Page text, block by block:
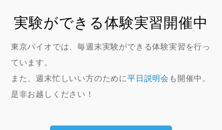
実験ができる体験実習開催中
東京バイオでは、毎週末実験ができる体験実習を行っ
ています。
また、週末忙しいい方のために平日説明会 も開催中。
是非お越しください！